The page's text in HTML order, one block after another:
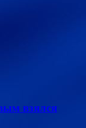
взялся